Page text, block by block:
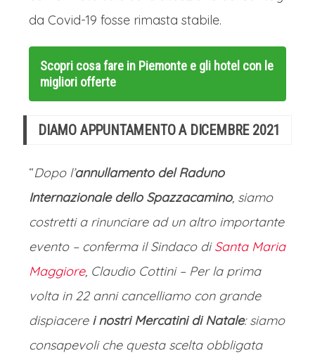
da Covid-19 fosse rimasta stabile.
Scopri cosa fare in Piemonte e gli hotel con le
migliori offerte
DIAMO APPUNTAMENTO A DICEMBRE 2021
“Dopo l’annullamento del Raduno
Internazionale dello Spazzacamino, siamo
costretti a rinunciare ad un altro importante
evento – conferma il Sindaco diSanta Maria
Maggiore, Claudio Cottini – Per la prima
volta in 22 anni cancelliamo con grande
dispiacere i nostri Mercatini di Natale: siamo
consapevoli che questa scelta obbligata